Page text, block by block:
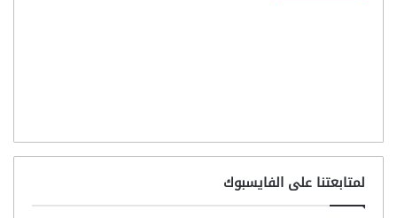
لمتابعتنا على الفايسبوك